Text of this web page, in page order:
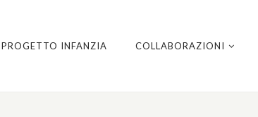
PROGETTO INFANZIA COLLABORAZIONI